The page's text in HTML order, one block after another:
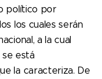
político por
los cuales serán
a la cual
se está
la caracteriza. De